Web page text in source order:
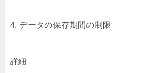
4. データの保存期間の制限
詳細